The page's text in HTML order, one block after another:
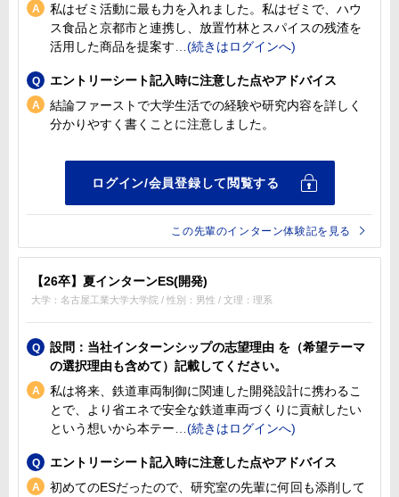
私はゼミ活動に最も力を入れました。私はゼミで、ハウ
ス食品と京都市と連携し、放置竹林とスパイスの残渣を
活用した商品を提案す
エントリーシート記入時に注意した点やアドバイス
結論ファーストで大学生活での経験や研究内容を詳しく
分かりやすく書くことに注意しました。
この先輩のインターン体験記を見る
【26卒】夏インターンES(開発)
大学：名古屋工業大学大学院 / 性別：男性 / 文理：理系
設問：当社インターンシップの志望理由 を（希望テーマ
の選択理由も含めて）記載してください。
私は将来、鉄道車両制御に関連した開発設計に携わるこ
とで、より省エネで安全な鉄道車両づくりに貢献したい
という想いから本テー
エントリーシート記入時に注意した点やアドバイス
初めてのESだったので、研究室の先輩に何回も添削して